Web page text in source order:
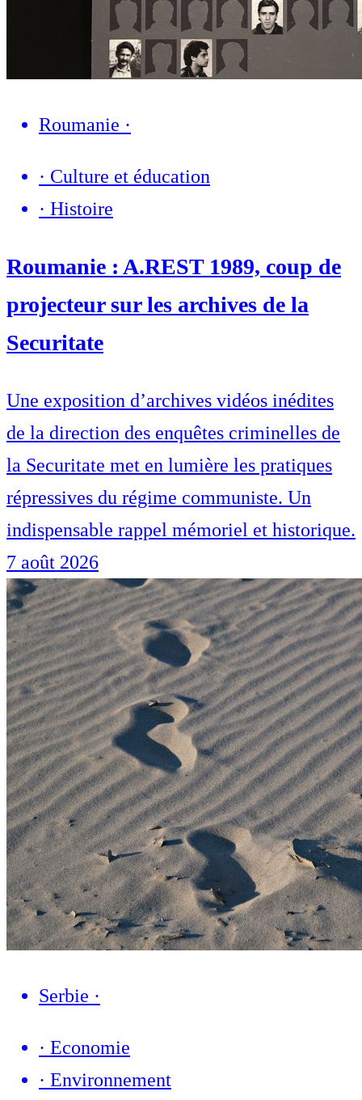
Roumanie ·
· Culture et éducation
· Histoire
Roumanie : A.REST 1989, coup de
projecteur sur les archives de la
Securitate
Une exposition d’archives vidéos inédites
de la direction des enquêtes criminelles de
la Securitate met en lumière les pratiques
répressives du régime communiste. Un
indispensable rappel mémoriel et historique.
7 août 2026
Serbie ·
· Economie
· Environnement